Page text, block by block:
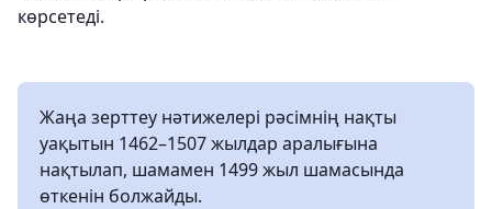
көрсетеді.
Жаңа зерттеу нәтижелері рәсімнің нақты
уақытын 1462–1507 жылдар аралығына
нақтылап, шамамен 1499 жыл шамасында
өткенін болжайды.